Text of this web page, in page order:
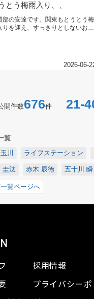
とう梅雨入り、、
部の安達です。関東もとうとう梅
りを迎え、すっきりとしないお天
2026-06-
開件数676件 21-
覧
川
ライフステーション
圭汰 赤木 辰徳 五十川 瞬
覧ページへ
採用情報
プライバシー